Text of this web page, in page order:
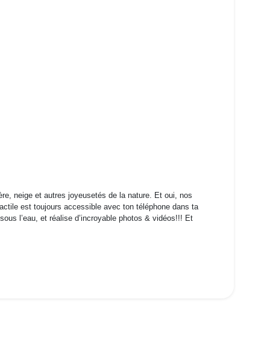
neige et autres joyeusetés de la nature. Et oui, nos
est toujours accessible avec ton téléphone dans ta
l’eau, et réalise d’incroyable photos & vidéos!!! Et